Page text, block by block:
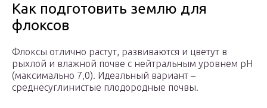
Как подготовить землю для
флоксов
Флоксы отлично растут, развиваются и цветут в
рыхлой и влажной почве с нейтральным уровнем рН
(максимально 7,0). Идеальный вариант –
среднесуглинистые плодородные почвы.